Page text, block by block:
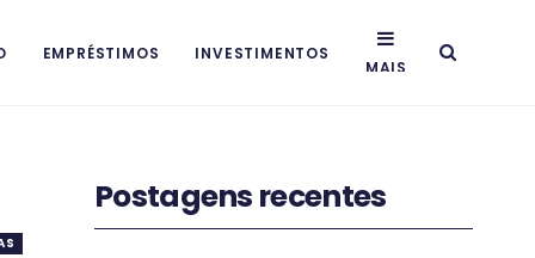
EMPRÉSTIMOS INVESTIMENTOS
MAIS
Postagens recentes